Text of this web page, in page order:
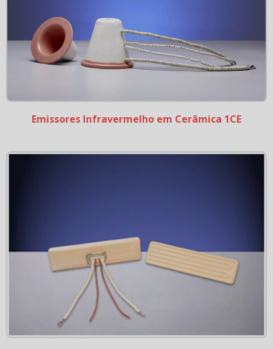
Emissores Infravermelho em Cerâmica 1CE